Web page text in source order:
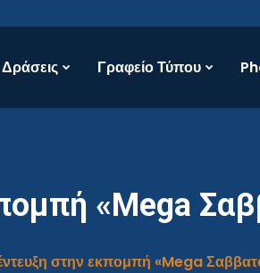
Δράσεις Γραφείο Τύπου
«Mega